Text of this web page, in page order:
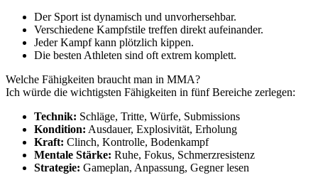
Der Sport ist dynamisch und unvorhersehbar.
Verschiedene Kampfstile treffen direkt aufeinander.
Jeder Kampf kann plötzlich kippen.
Die besten Athleten sind oft extrem komplett.
Welche Fähigkeiten braucht man in MMA?
Ich würde die wichtigsten Fähigkeiten in fünf Bereiche zerlegen:
Technik: Schläge, Tritte, Würfe, Submissions
Kondition: Ausdauer, Explosivität, Erholung
Kraft: Clinch, Kontrolle, Bodenkampf
Mentale Stärke: Ruhe, Fokus, Schmerzresistenz
Strategie: Gameplan, Anpassung, Gegner lesen